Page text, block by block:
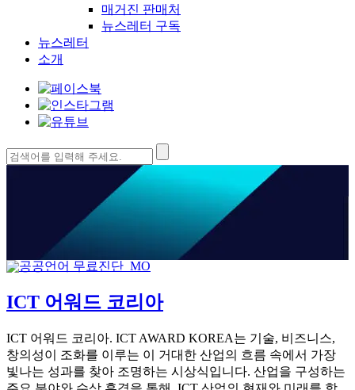
매거진 판매처
뉴스레터 구독
뉴스레터
소개
검
색:
ICT 어워드 코리아
ICT 어워드 코리아. ICT AWARD KOREA는 기술, 비즈니스,
창의성이 조화를 이루는 이 거대한 산업의 흐름 속에서 가장
빛나는 성과를 찾아 조명하는 시상식입니다. 산업을 구성하는